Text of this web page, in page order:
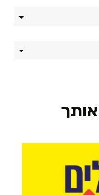
אותך